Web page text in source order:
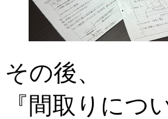
その後、
『間取りに